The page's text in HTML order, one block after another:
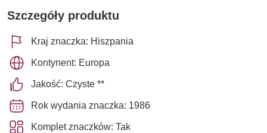
Szczegóły produktu
Kraj znaczka: Hiszpania
Kontynent: Europa
Jakość: Czyste **
Rok wydania znaczka: 1986
Komplet znaczków: Tak